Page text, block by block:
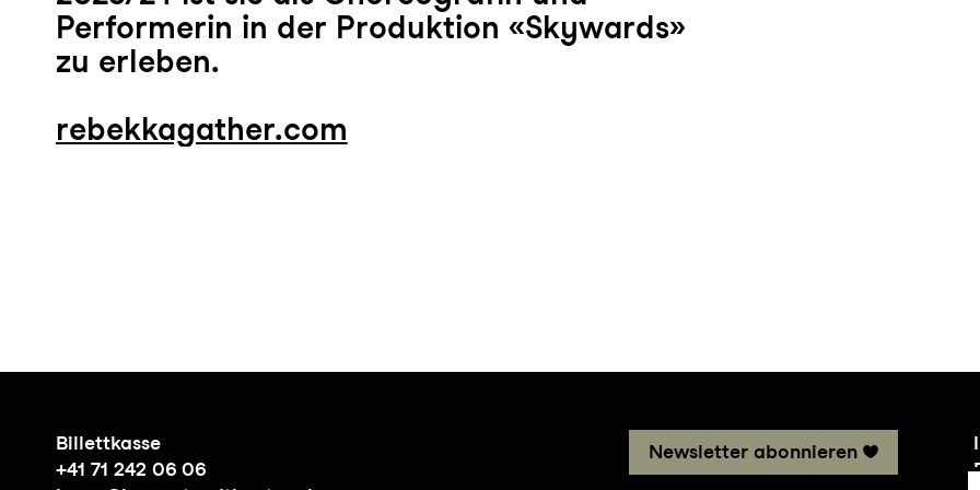
Performerin in der Produktion «Skywards»
zu erleben.
rebekkagather.com
Billettkasse
+41 71 242 06 06
Newsletter abonnieren